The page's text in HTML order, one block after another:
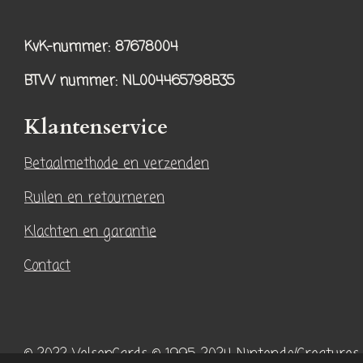
t
a
r
a
m
T
o
KvK-nummer: 87678004
BTW nummer: NL004465798B35
Klantenservice
Betaalmethode en verzenden
Ruilen en retourneren
Klachten en garantie
Contact
© 2022 VelsenCards © 1995-2024 Nintendo/Creatures